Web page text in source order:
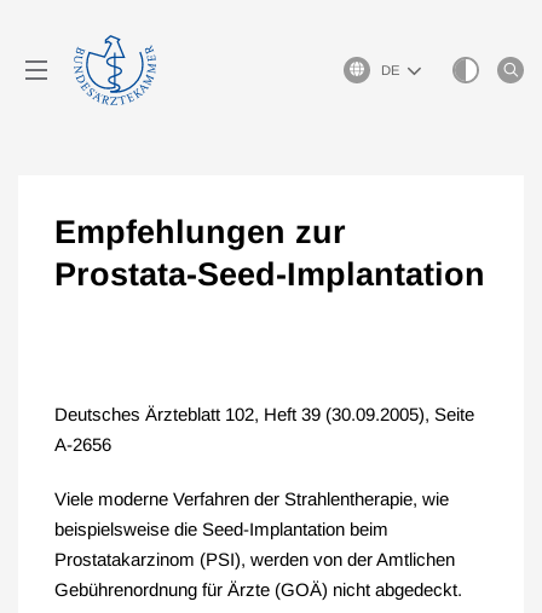
Sprachauswahl
Empfehlungen zur
Prostata-Seed-Implantation
Deutsches Ärzteblatt 102, Heft 39 (30.09.2005), Seite
A-2656
Viele moderne Verfahren der Strahlentherapie, wie
beispielsweise die Seed-Implantation beim
Prostatakarzinom (PSI), werden von der Amtlichen
Gebührenordnung für Ärzte (GOÄ) nicht abgedeckt.